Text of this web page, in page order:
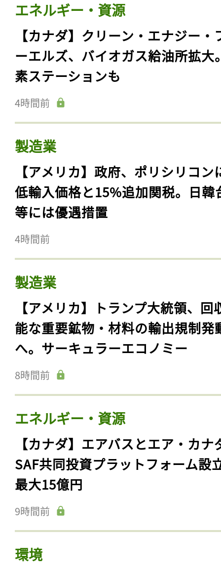
エネルギー・資源
【カナダ】クリーン・エナジー・
ーエルズ、バイオガス給油所拡大
素ステーションも
4時間前
製造業
【アメリカ】政府、ポリシリコン
低輸入価格と15%追加関税。日韓
等には優遇措置
4時間前
製造業
【アメリカ】トランプ大統領、回
能な重要鉱物・材料の輸出規制発
へ。サーキュラーエコノミー
8時間前
エネルギー・資源
【カナダ】エアバスとエア・カナ
SAF共同投資プラットフォーム設
最大15億円
9時間前
環境